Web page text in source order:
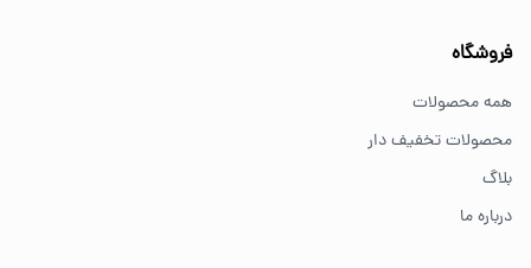
برای کارهای خانگی معمولاً ابزارهای سبک مانند دریل شارژی،
از کجا ابزار اصل بخریم؟
فروشگاه
همه محصولات
محصولات تخفیف دار
بلاگ
درباره ما